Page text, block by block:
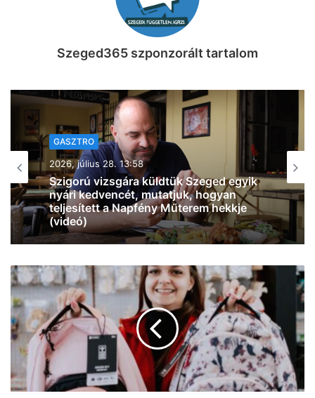
Szeged365 szponzorált tartalom
GASZTRO
2026, július 27. 07:30
Így éld túl a rekordhőséget: 499 Ft-ért
adja a fagyit a Reök Cukrászda!
GASZTRO
2026, július 22. 14:53
Jöhet egy Pulled Pork szendvics és egy
hideg Pilsner a Napfény Műterem
teraszán?